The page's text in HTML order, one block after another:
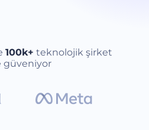
100k+ teknolojik şirket
güveniyor